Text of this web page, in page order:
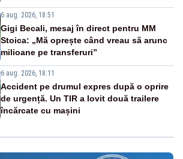
6 aug. 2026, 18:51
Gigi Becali, mesaj în direct pentru MM
Stoica: „Mă oprește când vreau să arunc
milioane pe transferuri”
6 aug. 2026, 18:11
Accident pe drumul expres după o oprire
de urgență. Un TIR a lovit două trailere
încărcate cu mașini